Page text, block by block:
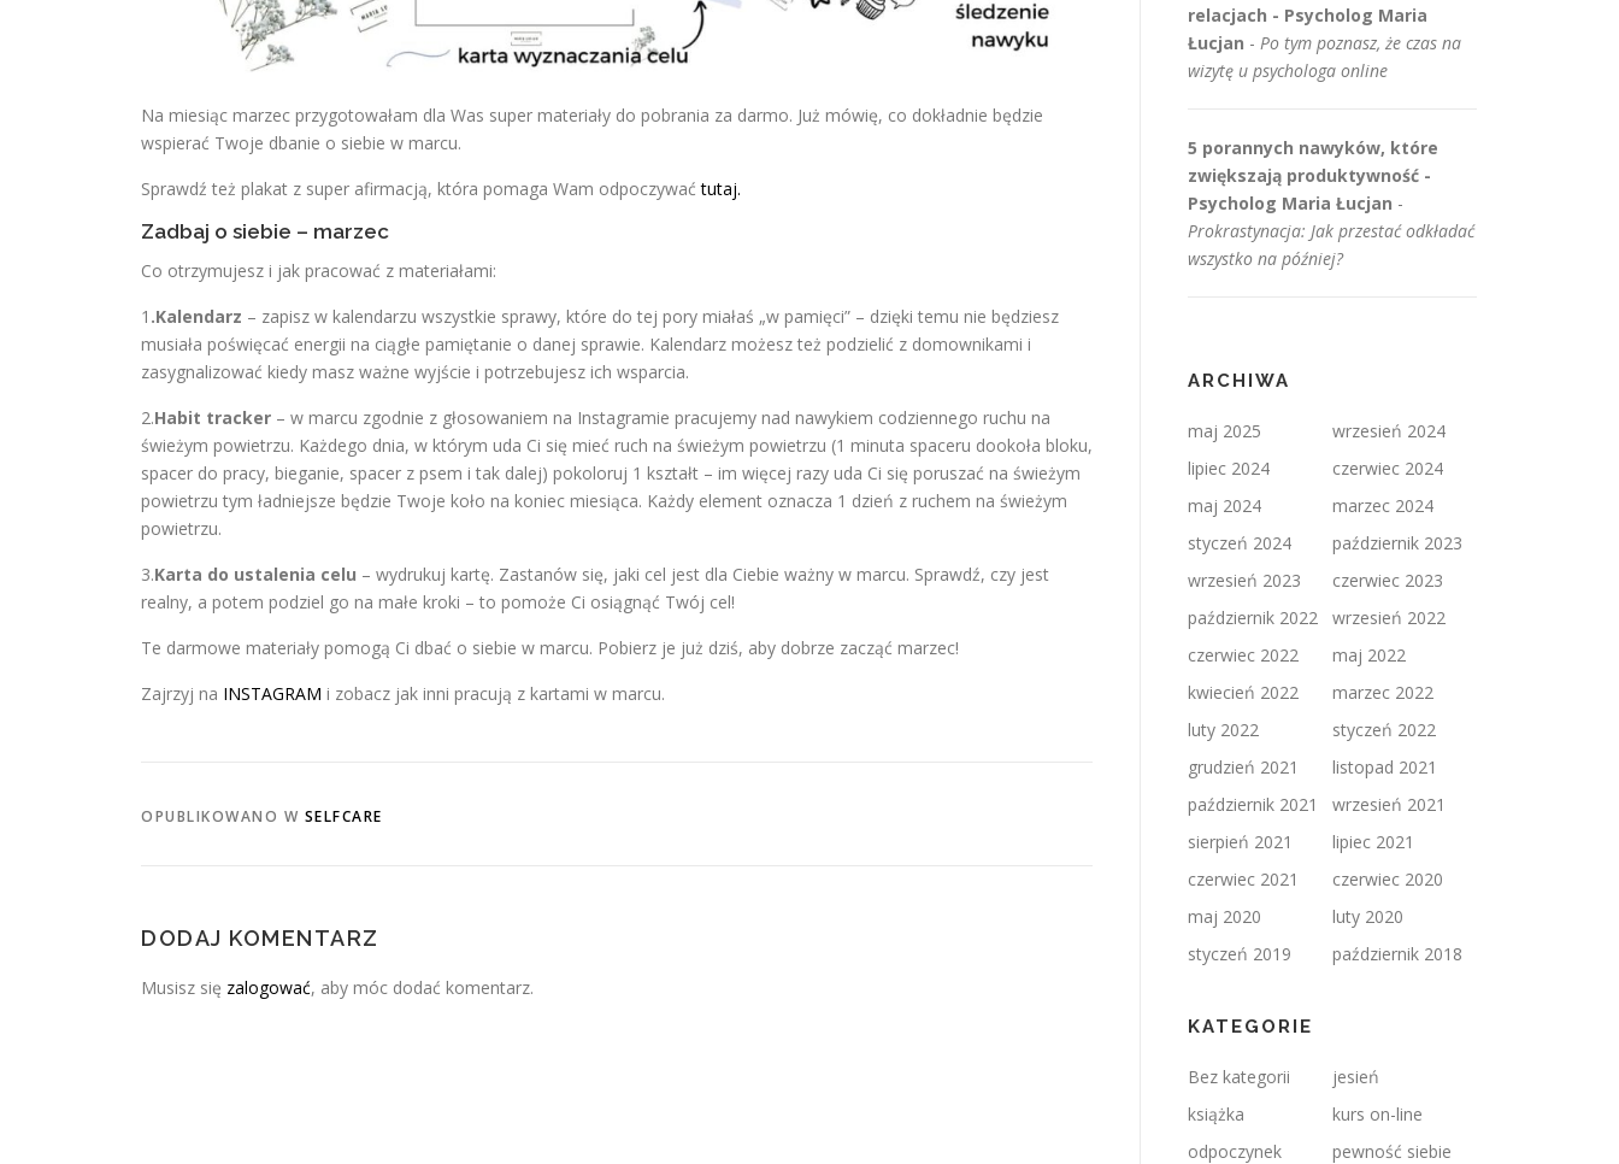
Na miesiąc marzec przygotowałam dla Was super materiały do pobrania za darmo. Już mówię, co dokładnie będzie
wspierać Twoje dbanie o siebie w marcu.
Sprawdź też plakat z super afirmacją, która pomaga Wam odpoczywaćtutaj.
Zadbaj o siebie – marzec
Co otrzymujesz i jak pracować z materiałami:
1 .Kalendarz – zapisz w kalendarzu wszystkie sprawy, które do tej pory miałaś „w pamięci” – dzięki temu nie będziesz
musiała poświęcać energii na ciągłe pamiętanie o danej sprawie. Kalendarz możesz też podzielić z domownikami i
zasygnalizować kiedy masz ważne wyjście i potrzebujesz ich wsparcia.
2.Habit tracker – w marcu zgodnie z głosowaniem na Instagramie pracujemy nad nawykiem codziennego ruchu na
świeżym powietrzu. Każdego dnia, w którym uda Ci się mieć ruch na świeżym powietrzu (1 minuta spaceru dookoła bloku,
spacer do pracy, bieganie, spacer z psem i tak dalej) pokoloruj 1 kształt – im więcej razy uda Ci się poruszać na świeżym
powietrzu tym ładniejsze będzie Twoje koło na koniec miesiąca. Każdy element oznacza 1 dzień z ruchem na świeżym
powietrzu.
3.Karta do ustalenia celu – wydrukuj kartę. Zastanów się, jaki cel jest dla Ciebie ważny w marcu. Sprawdź, czy jest
realny, a potem podziel go na małe kroki – to pomoże Ci osiągnąć Twój cel!
Te darmowe materiały pomogą Ci dbać o siebie w marcu. Pobierz je już dziś, aby dobrze zacząć marzec!
Zajrzyj na INSTAGRAM i zobacz jak inni pracują z kartami w marcu.
OPUBLIKOWANO W SELFCARE
DODAJ KOMENTARZ
Musisz się zalogować, aby móc dodać komentarz.
relacjach - Psycholog Maria
Łucjan - Po tym poznasz, że czas na
wizytę u psychologa online
5 porannych nawyków, które
zwiększają produktywność -
Psycholog Maria Łucjan -
Prokrastynacja: Jak przestać odkładać
wszystko na później?
ARCHIWA
maj 2025
wrzesień 2024
lipiec 2024
czerwiec 2024
maj 2024
marzec 2024
styczeń 2024
październik 2023
wrzesień 2023
czerwiec 2023
październik 2022
wrzesień 2022
czerwiec 2022
maj 2022
kwiecień 2022
marzec 2022
luty 2022
styczeń 2022
grudzień 2021
listopad 2021
październik 2021
wrzesień 2021
sierpień 2021
lipiec 2021
czerwiec 2021
czerwiec 2020
maj 2020
luty 2020
styczeń 2019
październik 2018
KATEGORIE
Bez kategorii
jesień
książka
kurs on-line
odpoczynek
pewność siebie